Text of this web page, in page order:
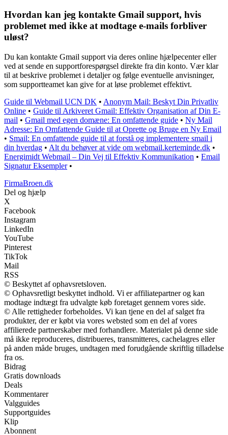
Hvordan kan jeg kontakte Gmail support, hvis
problemet med ikke at modtage e-mails forbliver
uløst?
Du kan kontakte Gmail support via deres online hjælpecenter eller
ved at sende en supportforespørgsel direkte fra din konto. Vær klar
til at beskrive problemet i detaljer og følge eventuelle anvisninger,
som supportteamet kan give for at løse problemet effektivt.
Guide til Webmail UCN DK • Anonym Mail: Beskyt Din Privatliv
Online • Guide til Arkiveret Gmail: Effektiv Organisation af Din E-
mail • Gmail med egen domæne: En omfattende guide • Ny Mail
Adresse: En Omfattende Guide til at Oprette og Bruge en Ny Email
• Smail: En omfattende guide til at forstå og implementere smail i
din hverdag • Alt du behøver at vide om webmail.kerteminde.dk •
Energimidt Webmail – Din Vej til Effektiv Kommunikation • Email
Signatur Eksempler•
FirmaBroen.dk
Del og hjælp
X
Facebook
Instagram
LinkedIn
YouTube
Pinterest
TikTok
Mail
RSS
© Beskyttet af ophavsretsloven.
© Ophavsretligt beskyttet indhold. Vi er affiliatepartner og kan
modtage indtægt fra udvalgte køb foretaget gennem vores side.
© Alle rettigheder forbeholdes. Vi kan tjene en del af salget fra
produkter, der er købt via vores websted som en del af vores
affilierede partnerskaber med forhandlere. Materialet på denne side
må ikke reproduceres, distribueres, transmitteres, cachelagres eller
på anden måde bruges, undtagen med forudgående skriftlig tilladelse
fra os.
Bidrag
Gratis downloads
Deals
Kommentarer
Valgguides
Supportguides
Klip
Abonnent